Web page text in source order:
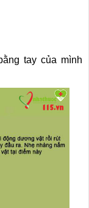
tay của mình